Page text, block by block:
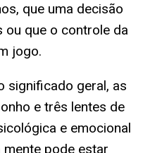
que uma decisão
que o controle da
jogo.
significado geral, as
e três lentes de
e emocional
pode estar